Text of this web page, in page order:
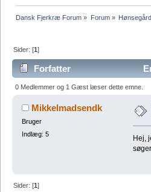
Dansk Fjerkræ Forum » Forum»
Sider: [1]
Forfatter
0 Medlemmer og 1 Gæst læser dette emne.
Mikkelmadsendk
Bruger
Indlæg: 5
Hej,
Sider: [1]